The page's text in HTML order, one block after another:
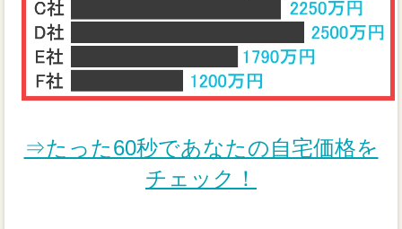
⇒たった60秒であなたの自宅価格を
チェック！